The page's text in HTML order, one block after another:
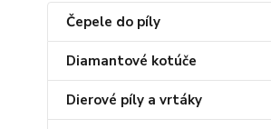
Čepele do píly
Diamantové kotúče
Dierové píly a vrtáky